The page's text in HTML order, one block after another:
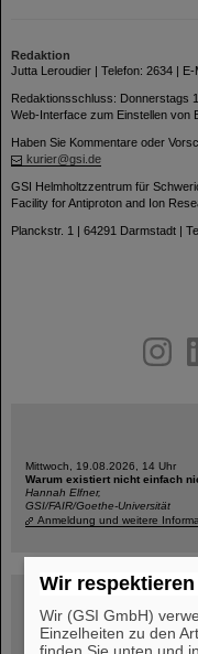
Redaktion
Jutta Leroudier | Telefon: 2634 | E-
Redaktionsschluss: Donnerstags
Web-Interface zum Einstellen von
Haben Sie Kommentare oder
kurier@gsi.de
GSI Helmholtzzentrum für
Facility for Antiproton and Ion
Planckstr. 1 | 64291 Darmstadt |
youtube
Mittwoch, 19.08.2026, 14 Uhr
Warum existiert nicht einfach
Hannah Elfner,
GSI/FAIR/Goethe-Universität
Anmeldung und weitere
geöffnet Di –
12 – 17 Uhr
Sa,
Wir
Wir (GSI GmbH)
Einzelheiten zu den